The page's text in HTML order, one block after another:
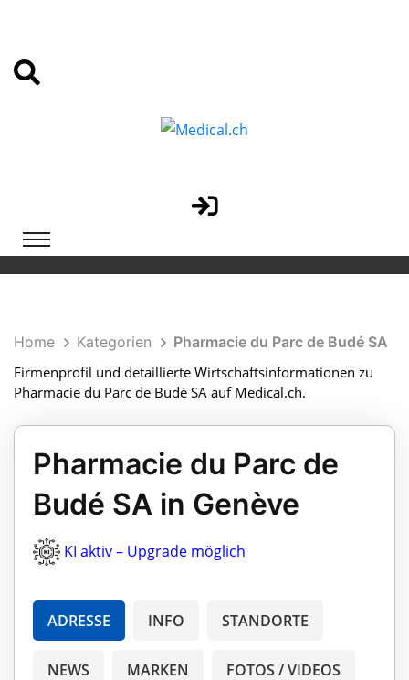
Home Kategorien
Pharmacie du Parc de Budé SA
Firmenprofil und detaillierte Wirtschaftsinformationen zu
Pharmacie du Parc de Budé SA auf Medical.ch.
Pharmacie du Parc de
Budé SA in Genève
KI aktiv – Upgrade möglich
ADRESSE INFO STANDORTE
NEWS MARKEN FOTOS / VIDEOS